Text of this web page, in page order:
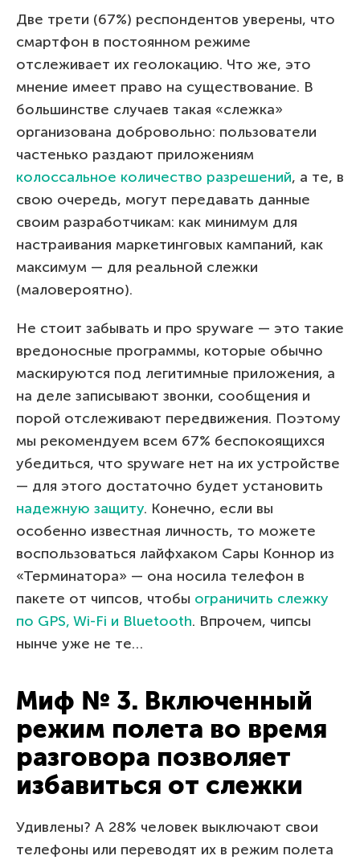
Две трети (67%) респондентов уверены, что
смартфон в постоянном режиме
отслеживает их геолокацию. Что же, это
мнение имеет право на существование. В
большинстве случаев такая «слежка»
организована добровольно: пользователи
частенько раздают приложениям
колоссальное количество разрешений, а те, в
свою очередь, могут передавать данные
своим разработчикам: как минимум для
настраивания маркетинговых кампаний, как
максимум — для реальной слежки
(маловероятно).
Не стоит забывать и про spyware — это такие
вредоносные программы, которые обычно
маскируются под легитимные приложения, а
на деле записывают звонки, сообщения и
порой отслеживают передвижения. Поэтому
мы рекомендуем всем 67% беспокоящихся
убедиться, что spyware нет на их устройстве
— для этого достаточно будет установить
надежную защиту. Конечно, если вы
особенно известная личность, то можете
воспользоваться лайфхаком Сары Коннор из
«Терминатора» — она носила телефон в
пакете от чипсов, чтобы ограничить слежку
по GPS, Wi-Fi и Bluetooth. Впрочем, чипсы
нынче уже не те…
Миф № 3. Включенный
режим полета во время
разговора позволяет
избавиться от слежки
Удивлены? А 28% человек выключают свои
телефоны или переводят их в режим полета